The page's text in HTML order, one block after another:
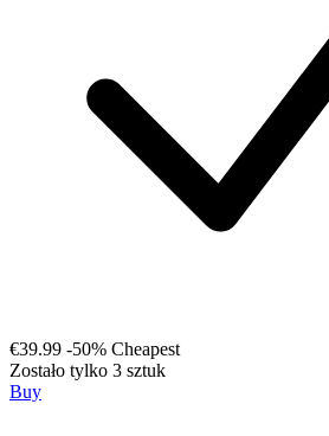
€39.99 -50% Cheapest
Zostało tylko 3 sztuk
Buy